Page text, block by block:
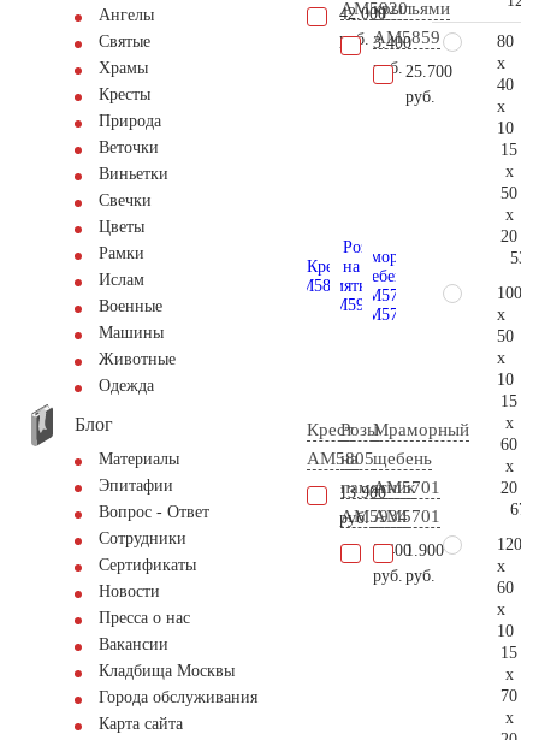
Ангелы
Святые
Храмы
Кресты
Природа
Веточки
Виньетки
Свечки
Цветы
Рамки
Ислам
Военные
Машины
Животные
Одежда
Блог
Материалы
Эпитафии
Вопрос - Ответ
Сотрудники
Сертификаты
Новости
Пресса о нас
Вакансии
Кладбища Москвы
Города обслуживания
Карта сайта
42.000
руб.
AM5920
3.400
руб.
крыльями
AM5859
25.700
руб.
Крест
AM5805
13.900
руб.
Розы
на
памятник
AM5934
5.400
руб.
Мраморный
щебень
АМ5701
AM5701
1.900
руб.
80
x
40
x
10
15
x
50
x
20
100
x
50
x
10
15
x
60
x
20
120
x
60
x
10
15
x
70
x